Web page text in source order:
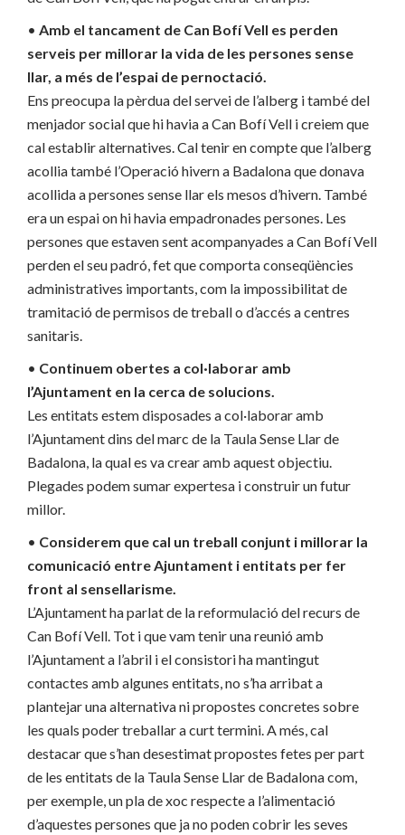
• Amb el tancament de Can Bofí Vell es perden
serveis per millorar la vida de les persones sense
llar, a més de l’espai de pernoctació.
Ens preocupa la pèrdua del servei de l’alberg i també del
menjador social que hi havia a Can Bofí Vell i creiem que
cal establir alternatives. Cal tenir en compte que l’alberg
acollia també l’Operació hivern a Badalona que donava
acollida a persones sense llar els mesos d’hivern. També
era un espai on hi havia empadronades persones. Les
persones que estaven sent acompanyades a Can Bofí Vell
perden el seu padró, fet que comporta conseqüències
administratives importants, com la impossibilitat de
tramitació de permisos de treball o d’accés a centres
sanitaris.
• Continuem obertes a col·laborar amb
l’Ajuntament en la cerca de solucions.
Les entitats estem disposades a col·laborar amb
l’Ajuntament dins del marc de la Taula Sense Llar de
Badalona, la qual es va crear amb aquest objectiu.
Plegades podem sumar expertesa i construir un futur
millor.
• Considerem que cal un treball conjunt i millorar la
comunicació entre Ajuntament i entitats per fer
front al sensellarisme.
L’Ajuntament ha parlat de la reformulació del recurs de
Can Bofí Vell. Tot i que vam tenir una reunió amb
l’Ajuntament a l’abril i el consistori ha mantingut
contactes amb algunes entitats, no s’ha arribat a
plantejar una alternativa ni propostes concretes sobre
les quals poder treballar a curt termini. A més, cal
destacar que s’han desestimat propostes fetes per part
de les entitats de la Taula Sense Llar de Badalona com,
per exemple, un pla de xoc respecte a l’alimentació
d’aquestes persones que ja no poden cobrir les seves